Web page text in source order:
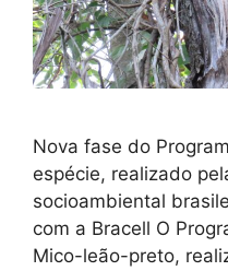
Nova fase do
espécie, realizado
socioambiental
com a Bracell O
Mico-leão-preto,